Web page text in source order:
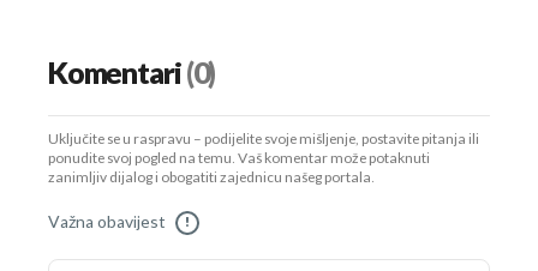
Komentari(0)
Uključite se u raspravu – podijelite svoje mišljenje, postavite pitanja ili
ponudite svoj pogled na temu. Vaš komentar može potaknuti
zanimljiv dijalog i obogatiti zajednicu našeg portala.
Važna obavijest !